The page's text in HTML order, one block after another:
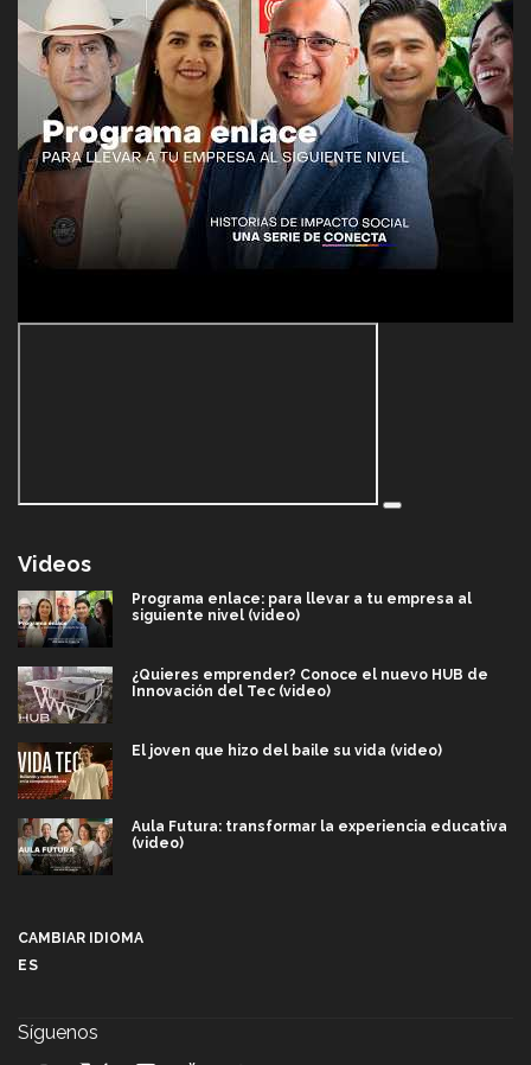
Videos
Programa enlace: para llevar a tu empresa al
siguiente nivel (video)
¿Quieres emprender? Conoce el nuevo HUB de
Innovación del Tec (video)
El joven que hizo del baile su vida (video)
Aula Futura: transformar la experiencia educativa
(video)
CAMBIAR IDIOMA
ES
Síguenos